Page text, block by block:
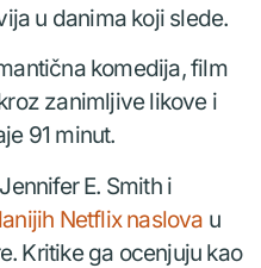
u danima koji slede.
komedija, film
zanimljive likove i
91 minut.
E. Smith i
Netflix naslova u
Kritike ga ocenjuju kao